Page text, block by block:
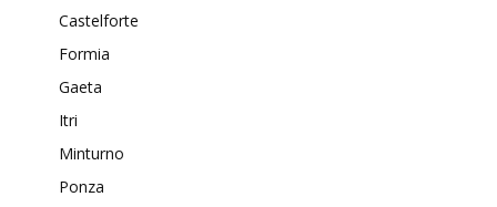
Castelforte
Formia
Gaeta
Itri
Minturno
Ponza